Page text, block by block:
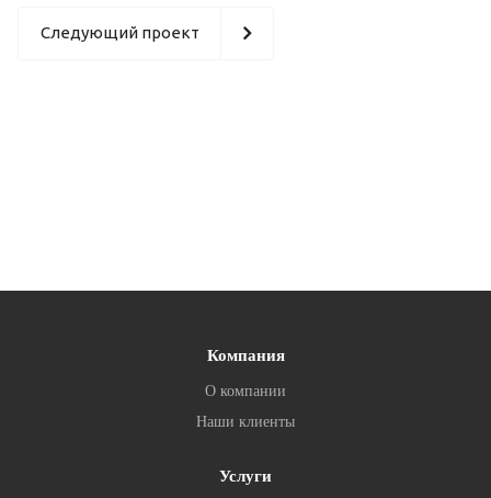
Следующий проект
Компания
О компании
Наши клиенты
Услуги